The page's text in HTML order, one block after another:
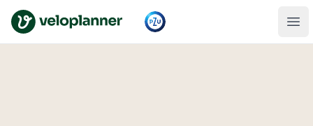
VeloPlanner